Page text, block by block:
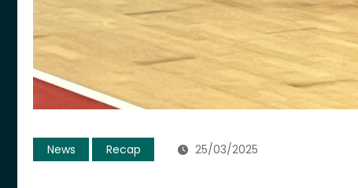
News Recap 25/03/2025